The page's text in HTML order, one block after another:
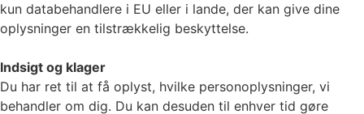
kun databehandlere i EU eller i lande, der kan give dine
oplysninger en tilstrækkelig beskyttelse.
Indsigt og klager
Du har ret til at få oplyst, hvilke personoplysninger, vi
behandler om dig. Du kan desuden til enhver tid gøre